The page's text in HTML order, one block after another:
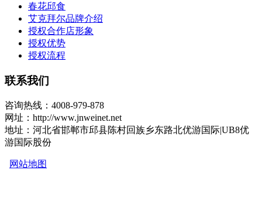
春花邱食
艾克拜尔品牌介绍
授权合作店形象
授权优势
授权流程
联系我们
咨询热线：4008-979-878
网址：http://www.jnweinet.net
地址：河北省邯郸市邱县陈村回族乡东路北优游国际|UB8优
游国际股份
网站地图